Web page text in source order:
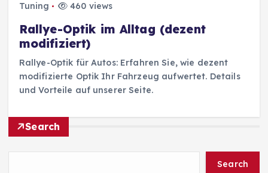
Tuning 460 views
Rallye-Optik im Alltag (dezent
modifiziert)
Rallye-Optik für Autos: Erfahren Sie, wie dezent
modifizierte Optik Ihr Fahrzeug aufwertet. Details
und Vorteile auf unserer Seite.
Search
Search